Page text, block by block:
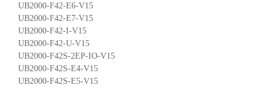
UB2000-F42-E6-V15
UB2000-F42-E7-V15
UB2000-F42-I-V15
UB2000-F42-U-V15
UB2000-F42S-2EP-IO-V15
UB2000-F42S-E4-V15
UB2000-F42S-E5-V15